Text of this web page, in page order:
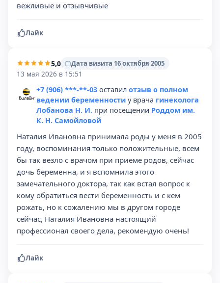
вежливые и отзывчивые
Лайк
5,0
Дата визита 16 октября 2005
13 мая 2026 в 15:51
+7 (906) ***-**-03 оставил отзыв о полном
ведении беременности у врача гинеколога
Лобанова Н. И. при посещении Роддом им.
К. Н. Самойловой
Наталия Ивановна принимала роды у меня в 2005
году, воспоминания только положительные, всем
бы так везло с врачом при приеме родов, сейчас
дочь беременна, и я вспомнила этого
замечательного доктора, так как встал вопрос к
кому обратиться вести беременность и с кем
рожать, но к сожалению мы в другом городе
сейчас, Наталия Ивановна настоящий
профессионал своего дела, рекомендую очень!
Лайк